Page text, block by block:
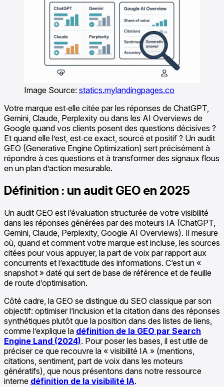
Image Source: statics.mylandingpages.co
Votre marque est‑elle citée par les réponses de ChatGPT,
Gemini, Claude, Perplexity ou dans les AI Overviews de
Google quand vos clients posent des questions décisives ?
Et quand elle l’est, est‑ce exact, sourcé et positif ? Un audit
GEO (Generative Engine Optimization) sert précisément à
répondre à ces questions et à transformer des signaux flous
en un plan d’action mesurable.
Définition : un audit GEO en 2025
Un audit GEO est l’évaluation structurée de votre visibilité
dans les réponses générées par des moteurs IA (ChatGPT,
Gemini, Claude, Perplexity, Google AI Overviews). Il mesure
où, quand et comment votre marque est incluse, les sources
citées pour vous appuyer, la part de voix par rapport aux
concurrents et l’exactitude des informations. C’est un «
snapshot » daté qui sert de base de référence et de feuille
de route d’optimisation.
Côté cadre, la GEO se distingue du SEO classique par son
objectif: optimiser l’inclusion et la citation dans des réponses
synthétiques plutôt que la position dans des listes de liens,
comme l’explique la définition de la GEO par Search
Engine Land (2024). Pour poser les bases, il est utile de
préciser ce que recouvre la « visibilité IA » (mentions,
citations, sentiment, part de voix dans les moteurs
génératifs), que nous présentons dans notre ressource
interne définition de la visibilité IA.